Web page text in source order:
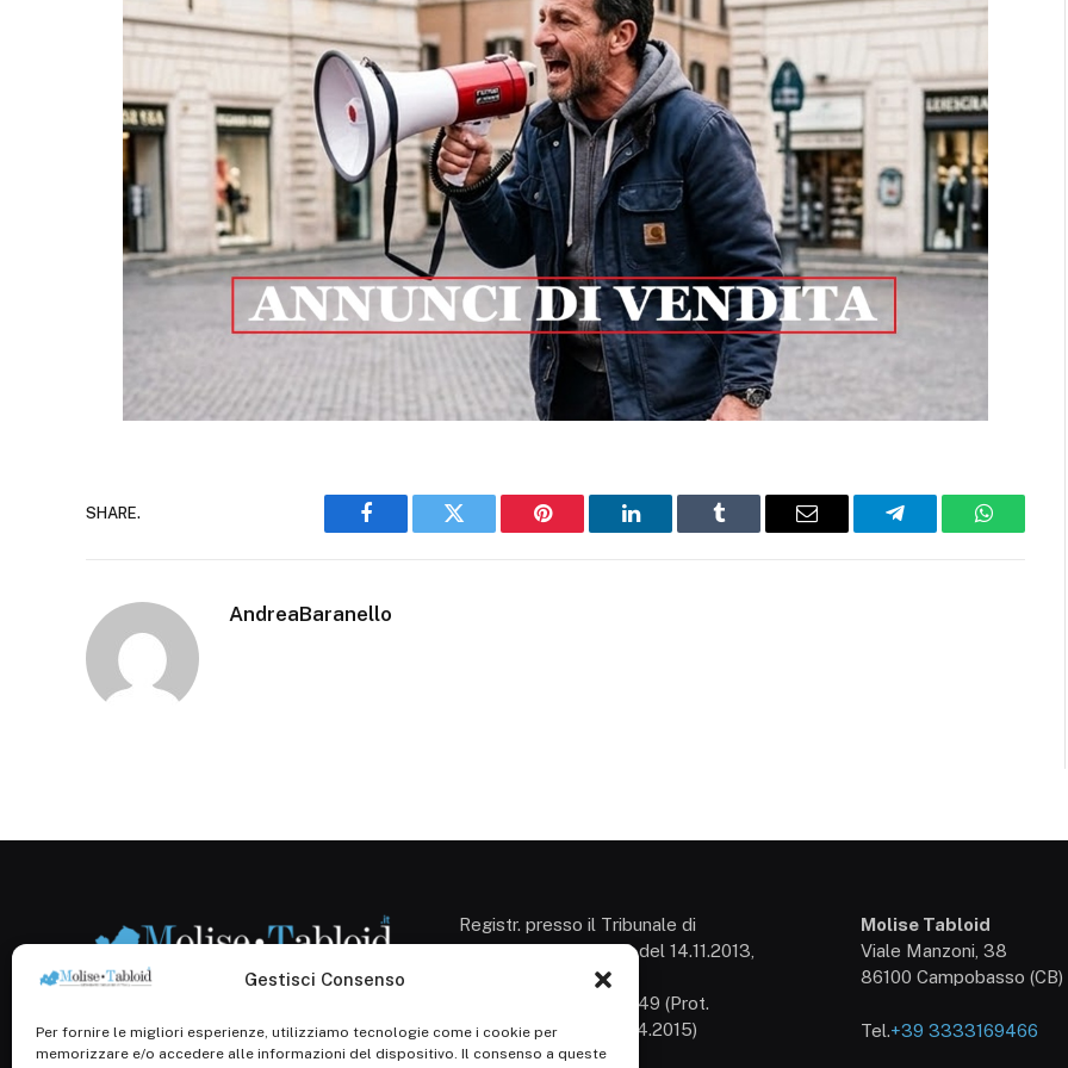
Gestisci Consenso
Per fornire le migliori esperienze, utilizziamo tecnologie come i cookie per
memorizzare e/o accedere alle informazioni del dispositivo. Il consenso a queste
SHARE.
Facebook Twitter Pinterest LinkedIn Tumblr Email Telegram
AndreaBaranello
Registr. presso il Tribunale di
Campobasso: 3/2013 del 14.11.2013,
Roc: iscrizione n° 25549 (Prot.
1138/com/15 del 30.04.2015)
P.Iva: 01707150700
Molise Tabloid
Viale Manzoni, 38
86100 Campobasso (CB)
Tel.+39 3333169466